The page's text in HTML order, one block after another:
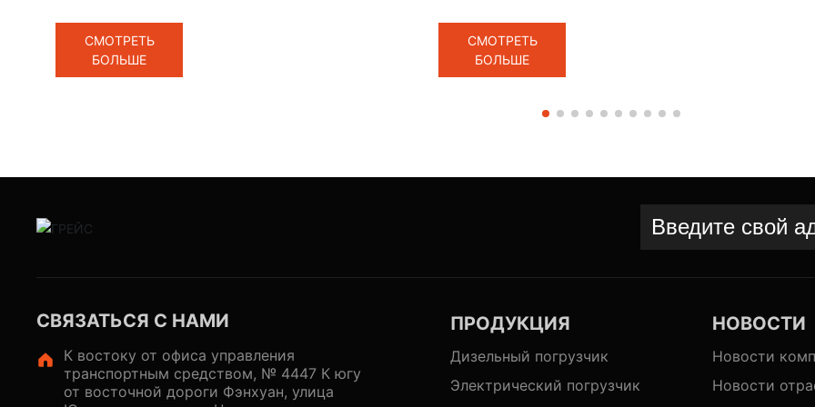
оборудовании.
СМОТРЕТЬ
БОЛЬШЕ
своевременное пополнение давления воздуха
для шин, чтобы поддерживать их в предписанном
следует также проверить шины, нет ли царапин,
протекает или даже прокалывается, что часто
позволяет очистить защелку в протектора шины.
СМОТРЕТЬ
БОЛЬШЕ
СВЯЗАТЬСЯ С НАМИ
К востоку от офиса управления
транспортным средством, № 4447 К югу
от восточной дороги Фэнхуан, улица
ПРОДУКЦИЯ
Дизельный погрузчик
Электрический погрузчик
НОВОСТИ
Новости
Новости